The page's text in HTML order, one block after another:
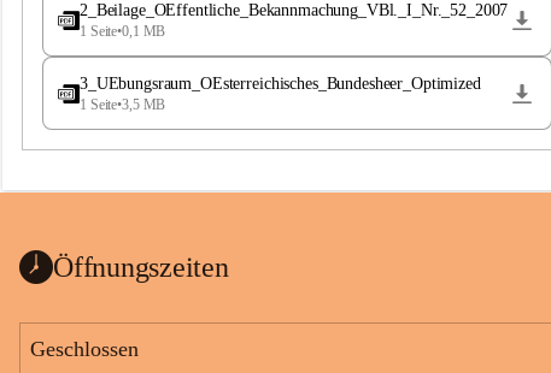
e
a
2_Beilage_OEffentliche_Bekannmachung_VBl._I_Nr._52_2007
1 Seite•0,1 MB
3_UEbungsraum_OEsterreichisches_Bundesheer_Optimized
1 Seite•3,5 MB
Öffnungszeiten
Geschlossen